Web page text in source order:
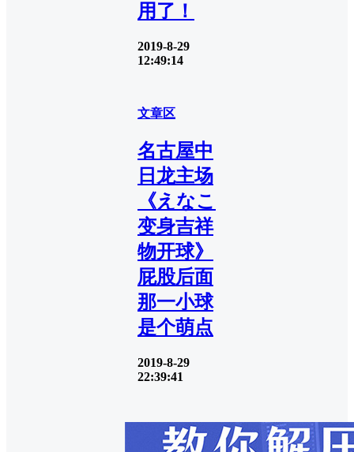
用了！
2019-8-29
12:49:14
文章区
名古屋中
日龙主场
《えなこ
变身吉祥
物开球》
屁股后面
那一小球
是个萌点
2019-8-29
22:39:41